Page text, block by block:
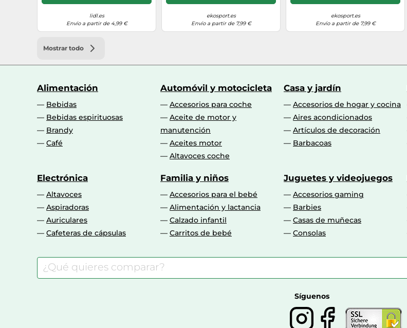
lidl.es
Envío a partir de 4,99 €
ekosport.es
Envío a partir de 7,99 €
ekosport.es
Envío a partir de 7,99 €
Mostrar todo
Alimentación
Bebidas
Bebidas espirituosas
Brandy
Café
Automóvil y motocicleta
Accesorios para coche
Aceite de motor y
manutención
Aceites motor
Altavoces coche
Casa y jardín
Accesorios de hogar y cocina
Aires acondicionados
Artículos de decoración
Barbacoas
Electrónica
Altavoces
Aspiradoras
Auriculares
Cafeteras de cápsulas
Familia y niños
Accesorios para el bebé
Alimentación y lactancia
Calzado infantil
Carritos de bebé
Juguetes y videojuegos
Accesorios gaming
Barbies
Casas de muñecas
Consolas
Síguenos